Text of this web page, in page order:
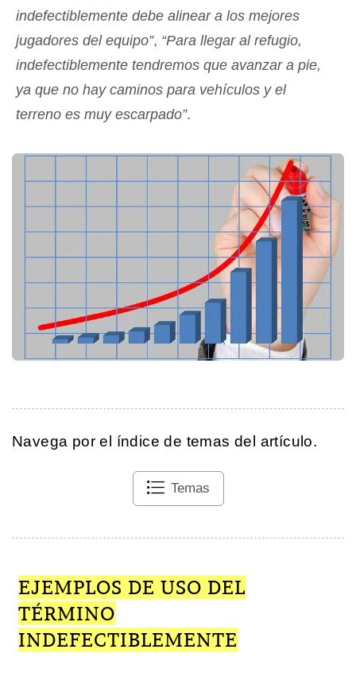
indefectiblemente debe alinear a los mejores
jugadores del equipo”, “Para llegar al refugio,
indefectiblemente tendremos que avanzar a pie,
ya que no hay caminos para vehículos y el
terreno es muy escarpado”.
Navega por el índice de temas del artículo.
Temas
EJEMPLOS DE USO DEL
TÉRMINO
INDEFECTIBLEMENTE